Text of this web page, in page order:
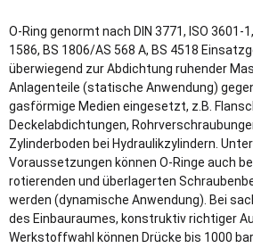
O-Ring genormt nach DIN 3771, ISO 3601-
1586, BS 1806/AS 568 A, BS 4518
überwiegend zur Abdichtung ruhender
Anlagenteile (statische Anwendung)
gasförmige Medien eingesetzt, z.B.
Deckelabdichtungen,
Zylinderboden bei Hydraulikzylindern.
Voraussetzungen können O-Ringe auch
rotierenden und überlagerten
werden (dynamische Anwendung). Bei
des Einbauraumes, konstruktiv richtiger
Werkstoffwahl können Drücke bis 1000